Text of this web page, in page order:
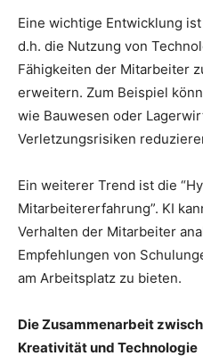
Eine wichtige Entwicklung
d.h. die Nutzung von
Fähigkeiten der Mitarbeiter
erweitern. Zum Beispiel
wie Bauwesen oder
Verletzungsrisiken
Ein weiterer Trend ist die
Mitarbeitererfahrung”. KI
Verhalten der Mitarbeiter
Empfehlungen von
am Arbeitsplatz zu bieten.
Die Zusammenarbeit
Kreativität und Technologie